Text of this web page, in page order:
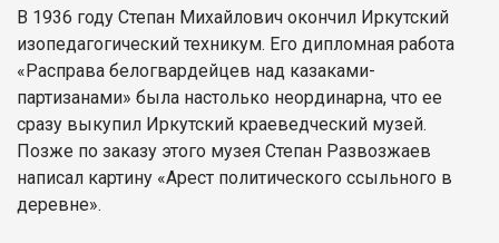
В 1936 году Степан Михайлович окончил Иркутский
изопедагогический техникум. Его дипломная работа
«Расправа белогвардейцев над казаками-
партизанами» была настолько неординарна, что ее
сразу выкупил Иркутский краеведческий музей.
Позже по заказу этого музея Степан Развозжаев
написал картину «Арест политического ссыльного в
деревне».